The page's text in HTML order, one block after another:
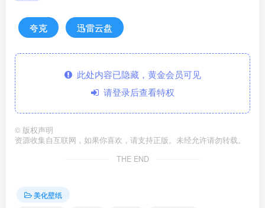
夸克 迅雷云盘
此处内容已隐藏，黄金会员可见
请登录后查看特权
© 版权声明
资源收集自互联网，如果你喜欢，请支持正版。未经允许请勿转载。
THE END
美化壁纸